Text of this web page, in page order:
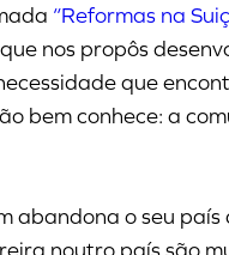
“Reformas na
nos propôs
que
bem conhece: a
abandona o seu país
noutro país são